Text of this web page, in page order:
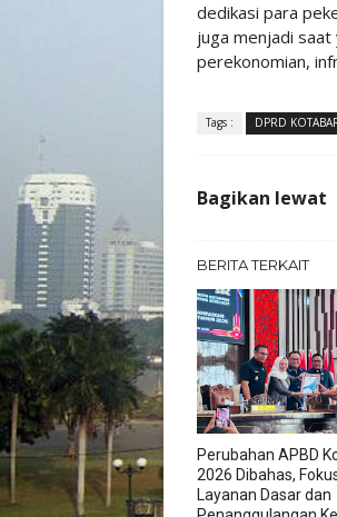
dedikasi para
juga menjadi
perekonomian,
Tags : DPRD
Bagikan lewat
BERITA TERKAIT
Perubahan APBD
2026 Dibahas,
Layanan Dasar dan